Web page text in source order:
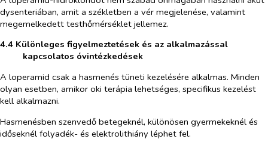
dysenteriában, amit a székletben a vér megjelenése, valamint
megemelkedett testhőmérséklet jellemez.
4.4 Különleges figyelmeztetések és az alkalmazással
kapcsolatos óvintézkedések
A loperamid csak a hasmenés tüneti kezelésére alkalmas. Minden
olyan esetben, amikor oki terápia ​lehetséges, specifikus kezelést
kell alkalmazni.
Hasmenésben szenvedő betegeknél, különösen gyermekeknél és
időseknél folyadék- és elektrolithiány léphet fel.